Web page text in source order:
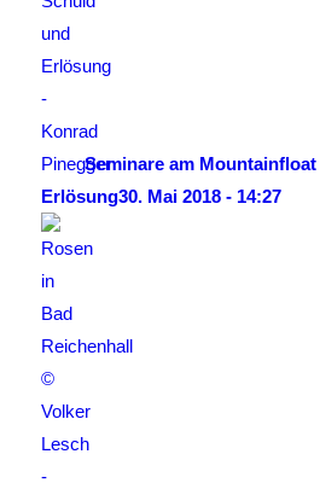
Seminare am
Erlösung30. Mai 2018 - 14:27